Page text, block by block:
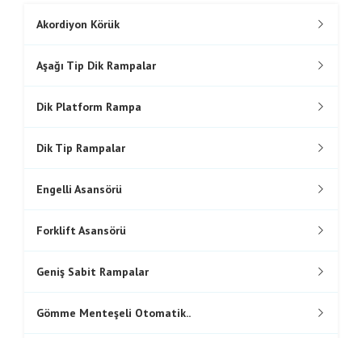
Akordiyon Körük
Aşağı Tip Dik Rampalar
Dik Platform Rampa
Dik Tip Rampalar
Engelli Asansörü
Forklift Asansörü
Geniş Sabit Rampalar
Gömme Menteşeli Otomatik..